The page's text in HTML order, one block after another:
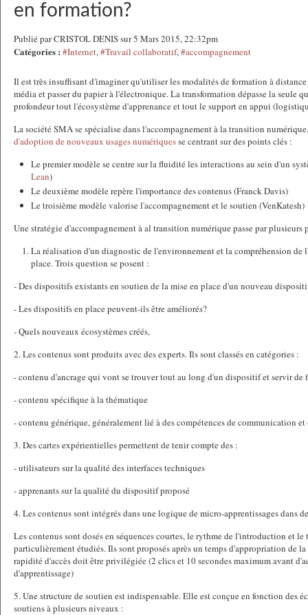
en formation?
Publié par CRISTOL DENIS sur 5 Mars 2015, 22:32pm
Catégories : #Internet,#Travail collaboratif,#accompagnement
Il est très insuffisant d'imaginer qu'utiliser les modalités de formation à distance
média et passer du papier à l'électronique. La transformation dépasse la seule
profondeur tout l'écosystème d'apprenance et tout le support en appui
La société SMA se spécialise dans l'accompagnement à la transition
d'adoption de nouveaux usages numériquesse centrant sur des points clés :
Le premier modèle se centre sur la fluidité les interactions au sein d'un
Lean)
Le deuxième modèle repère l'importance des contenus (Franck Davis)
Le troisième modèle valorise l'accompagnement et le soutien (VenKatesh)
Une stratégie d'accompagnement à al transition numérique passe par plusieurs
La réalisation d'un diagnostic de l'environnement et la compréhension de
place. Trois question se posent :
- Des dispositifs existants en soutien de la mise en place d'un nouveau
- Les dispositifs en place peuvent-ils être améliorés?
- Quels nouveaux écosystèmes créés,
2. Les contenus sont produits avec des experts. Ils sont classés en catégories :
- contenu d'ancrage qui vont se trouver tout au long d'un dispositif et servir de
- contenu spécifique à la thématique
- contenu générique, généralement lié à des compétences de communication
3. Des cartes expérientielles permettent de tenir compte des :
- utilisateurs sur la qualité des interfaces techniques
- apprenants sur la qualité du dispositif proposé
4. Les contenus sont intégrés dans une logique de micro-apprentissages dans
Les contenus sont dosés en séquences courtes, le rythme de l'introduction et
particulièrement étudiés. Ils sont proposés après un temps d'appropriation de
rapidité d'accès doit être privilégiée (2 clics et 10 secondes maximum avant
d'apprentissage)
5. Une structure de soutien est indispensable. Elle est conçue en fonction des
soutiens à plusieurs niveaux :